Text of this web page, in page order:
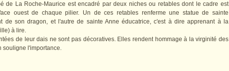
de La Roche-Maurice est encadré par deux niches ou retables dont le cadre est
ouest de chaque pilier. Un de ces retables renferme une statue de sainte
de son dragon, et l'autre de sainte Anne éducatrice, c'est à dire apprenant à la
à lire.
de leur dais ne sont pas décoratives. Elles rendent hommage à la virginité des
souligne l'importance.